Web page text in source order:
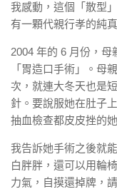
我感動，這個「散型
有一顆代親行孝的純真
2004 年的 6 月份，
「胃造口手術」。母
次，就連大冬天也是
針。要說服她在肚子
抽血檢查都皮皮挫的
我告訴她手術之後就
白胖胖，還可以用輪
力氣，自摸還掉牌，